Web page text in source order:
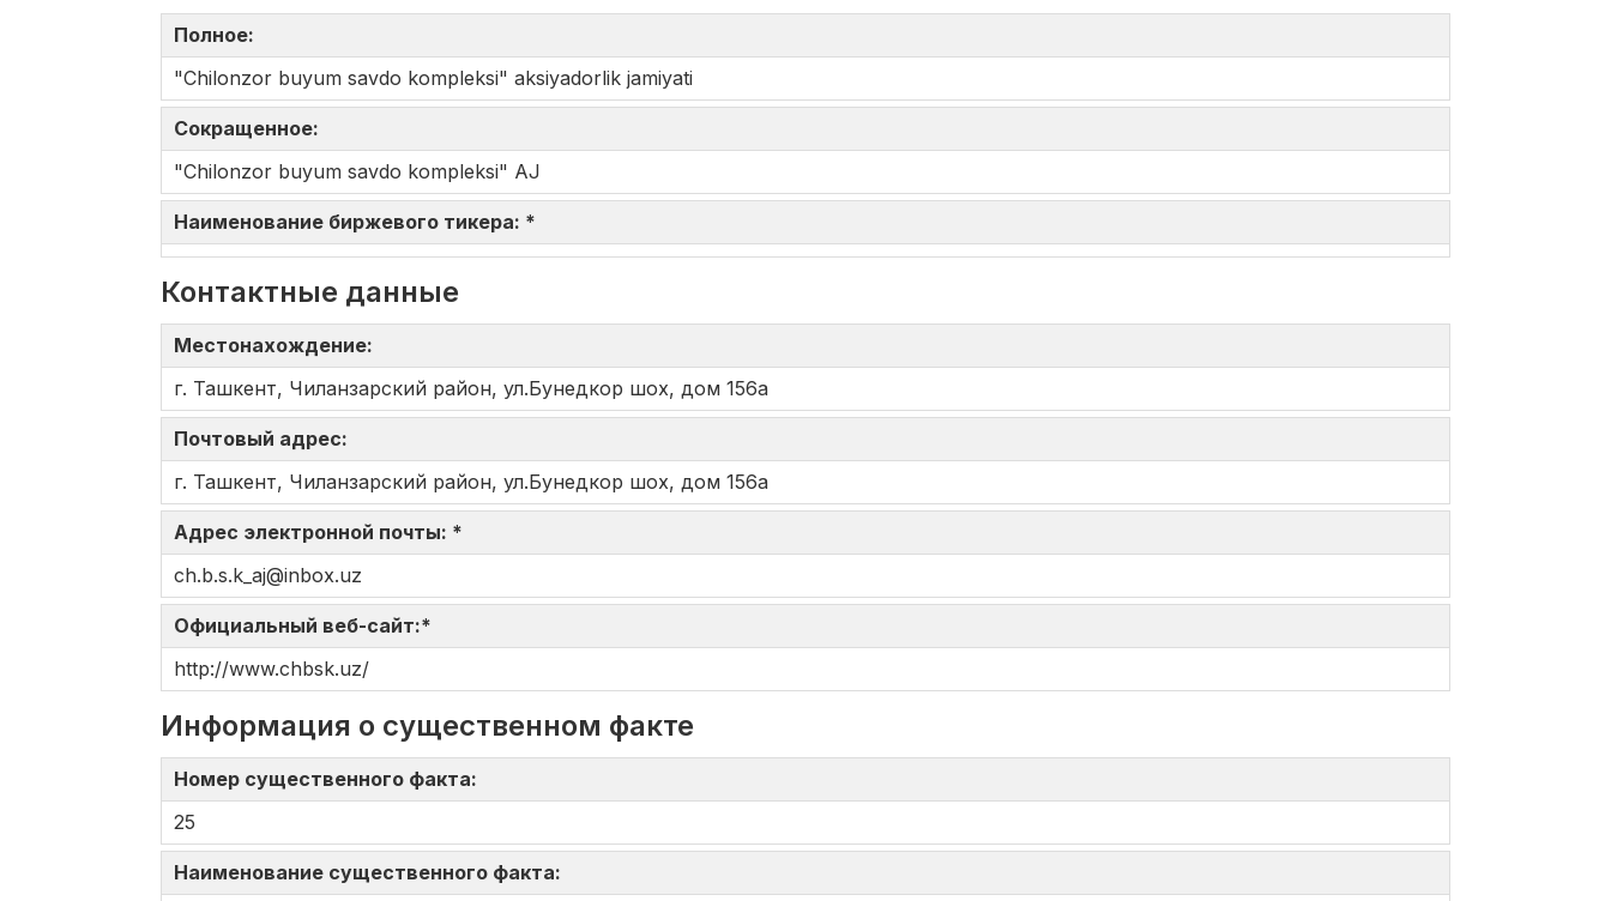
Полное:
"Chilonzor buyum savdo kompleksi" aksiyadorlik jamiyati
Сокращенное:
"Chilonzor buyum savdo kompleksi" AJ
Наименование биржевого тикера: *
Контактные данные
Местонахождение:
г. Ташкент, Чиланзарский район, ул.Бунедкор шох, дом 156а
Почтовый адрес:
г. Ташкент, Чиланзарский район, ул.Бунедкор шох, дом 156а
Адрес электронной почты: *
ch.b.s.k_aj@inbox.uz
Официальный веб-сайт:*
http://www.chbsk.uz/
Информация о существенном факте
Номер существенного факта:
25
Наименование существенного факта: